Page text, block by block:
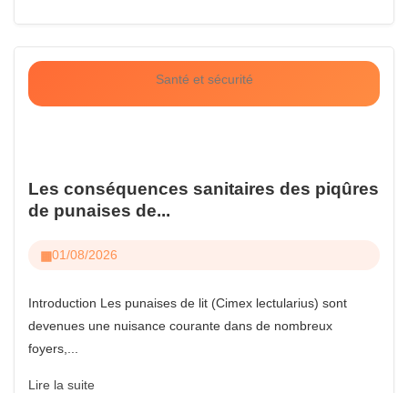
Santé et sécurité
Les conséquences sanitaires des piqûres
de punaises de...
01/08/2026
Introduction Les punaises de lit (Cimex lectularius) sont
devenues une nuisance courante dans de nombreux
foyers,...
Lire la suite